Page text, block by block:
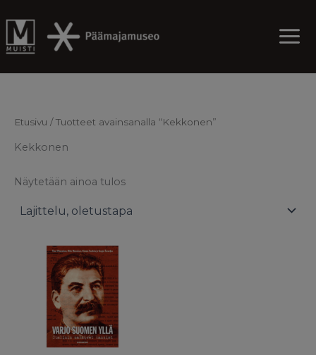
to
content
Etusivu / Tuotteet avainsanalla “Kekkonen”
Kekkonen
Näytetään ainoa tulos